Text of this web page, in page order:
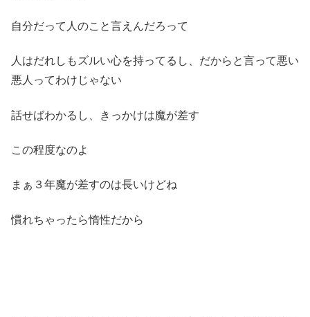
自分だって人のこと言えんだろって
人はだれしもズルい心を持ってるし、だからと言って悪い
悪人ってわけじゃない
話せばわかるし、きっかけは魔が差す
この程度なのよ
まぁ３年魔が差すのは長いけどね
慣れちゃったら惰性だから